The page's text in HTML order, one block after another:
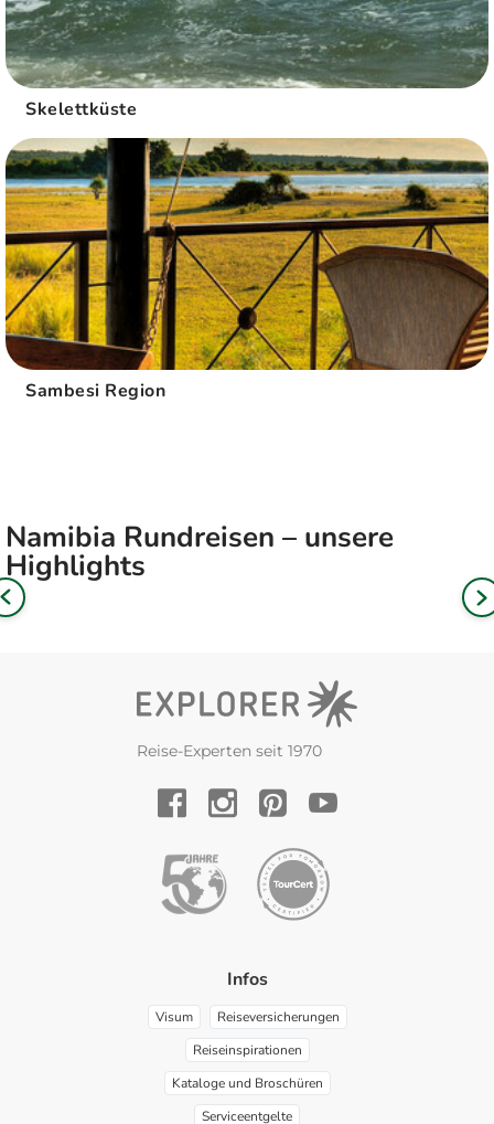
Skelettküste
Sambesi Region
Namibia Rundreisen – unsere
Highlights
Reise-Experten seit 1970
Infos
Visum
Reiseversicherungen
Reiseinspirationen
Kataloge und Broschüren
Serviceentgelte